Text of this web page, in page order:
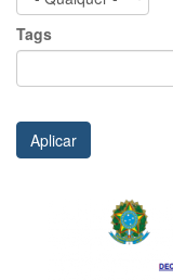
Tags
Aplicar